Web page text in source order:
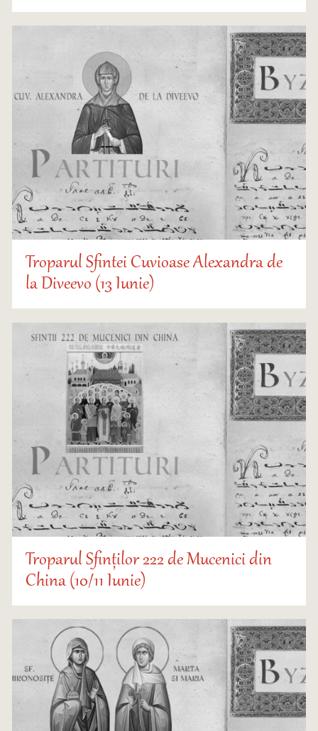
Troparul Sfintei Cuvioase Alexandra de
la Diveevo (13 Iunie)
Troparul Sfinților 222 de Mucenici din
China (10/11 Iunie)